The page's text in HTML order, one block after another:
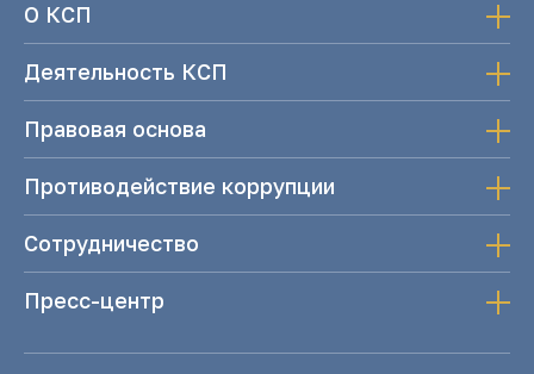
О КСП
Деятельность КСП
Правовая основа
Противодействие коррупции
Сотрудничество
Пресс-центр